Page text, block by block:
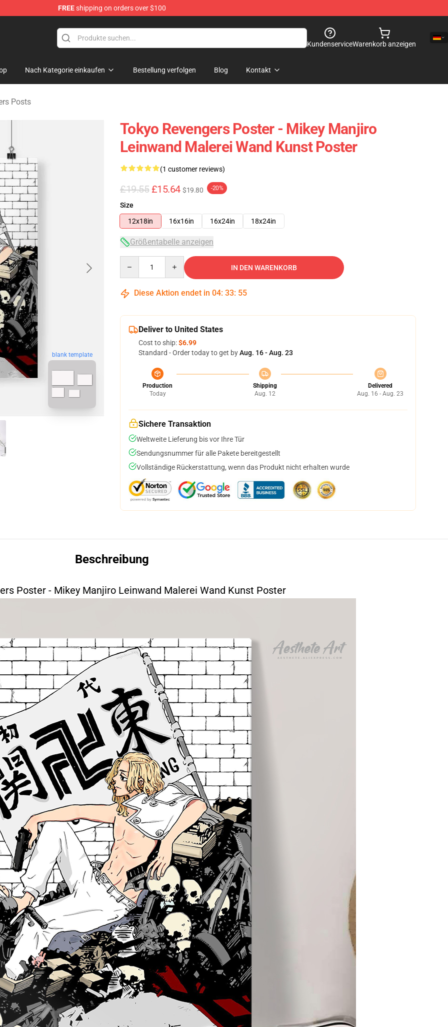
FREEshipping on orders over $100
KundenserviceWarenkorb anzeigen
Nach Kategorie einkaufen Bestellung verfolgen Blog Kontakt
Posts
blank template
Tokyo Revengers Poster - Mikey Manjiro
Leinwand Malerei Wand Kunst Poster
(1 customer reviews)
£19.55 £15.64 $19.80 -20%
Size
12x18in
16x16in 16x24in 18x24in
Größentabelle anzeigen
IN DEN WARENKORB
Diese Aktion endet in 04: 33: 53
Deliver to United States
Cost to ship:$6.99
Standard - Order today to get byAug. 16 - Aug. 23
Production
Today
Shipping
Aug. 12
Delivered
Aug. 16 - Aug. 23
Sichere Transaktion
Weltweite Lieferung bis vor Ihre Tür
Sendungsnummer für alle Pakete bereitgestellt
Vollständige Rückerstattung, wenn das Produkt nicht erhalten wurde
Beschreibung
Poster - Mikey Manjiro Leinwand Malerei Wand Kunst Poster